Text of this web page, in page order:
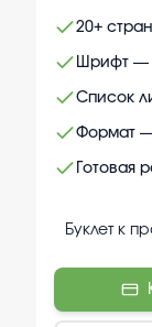
20+
Шрифт —
Список
Формат
Готовая
Буклет к